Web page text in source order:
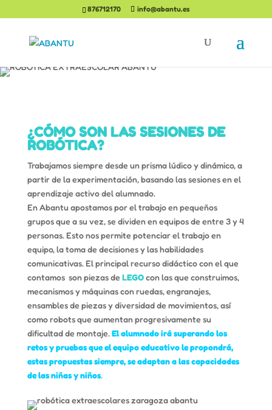
876712170 info@abantu.es
¿CÓMO SON LAS SESIONES DE
ROBÓTICA?
Trabajamos siempre desde un prisma lúdico y dinámico, a
partir de la experimentación, basando las sesiones en el
aprendizaje activo del alumnado.
En Abantu apostamos por el trabajo en pequeños
grupos que a su vez, se dividen en equipos de entre 3 y 4
personas. Esto nos permite potenciar el trabajo en
equipo, la toma de decisiones y las habilidades
comunicativas. El principal recurso didáctico con el que
contamos son piezas de LEGOcon las que construimos,
mecanismos y máquinas con ruedas, engranajes,
ensambles de piezas y diversidad de movimientos, así
como robots que aumentan progresivamente su
dificultad de montaje.El alumnado irá superando los
retos y pruebas que el equipo educativo le propondrá,
estas propuestas siempre, se adaptan a las capacidades
de las niñas y niños.